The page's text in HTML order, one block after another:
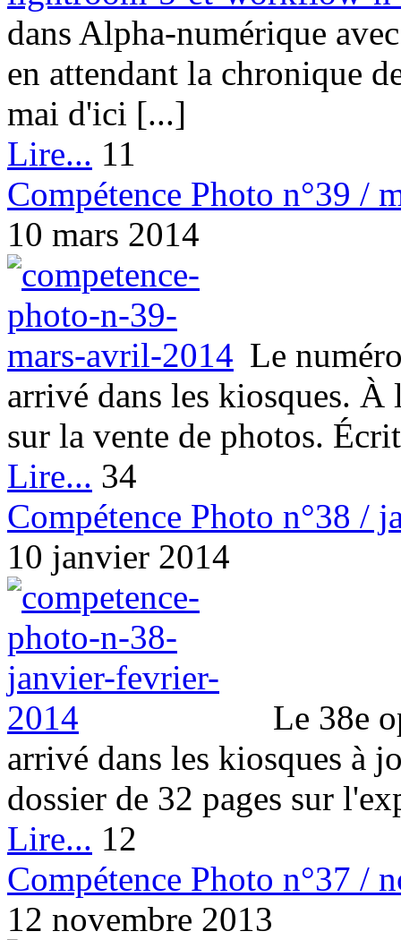
dans Alpha-numérique
en attendant la chronique
mai d'ici [...]
Lire... 11
Compétence Photo n°39 /
10 mars 2014
Le
arrivé dans les kiosques. À
sur la vente de photos.
Lire... 34
Compétence Photo n°38 /
10 janvier 2014
Le 38e
arrivé dans les kiosques à
dossier de 32 pages sur
Lire... 12
Compétence Photo n°37 /
12 novembre 2013